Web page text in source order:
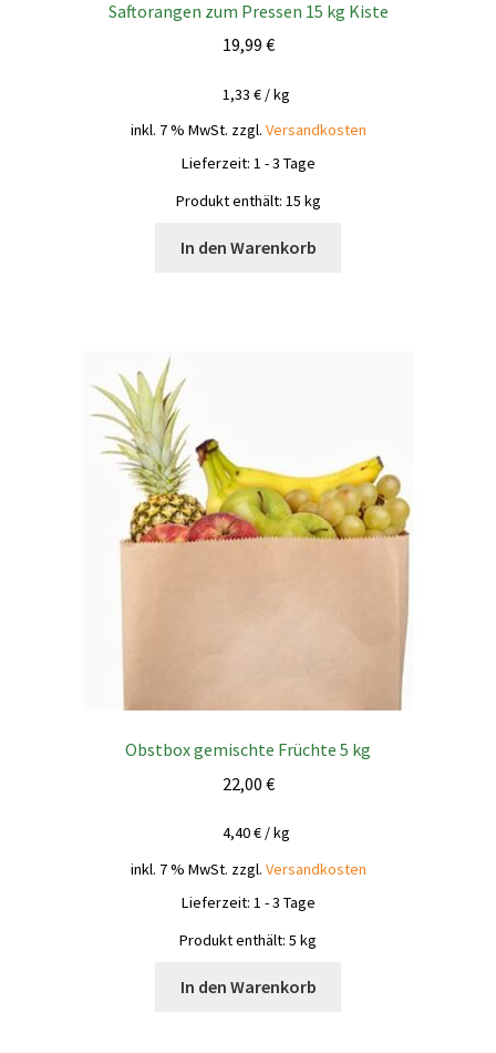
Saftorangen zum Pressen 15 kg Kiste
19,99 €
1,33 €/kg
inkl. 7 % MwSt. zzgl. Versandkosten
Lieferzeit: 1 - 3 Tage
Produkt enthält: 15 kg
In den Warenkorb
Obstbox gemischte Früchte 5 kg
22,00 €
4,40€/kg
inkl. 7 % MwSt. zzgl. Versandkosten
Lieferzeit: 1 - 3 Tage
Produkt enthält: 5 kg
In den Warenkorb